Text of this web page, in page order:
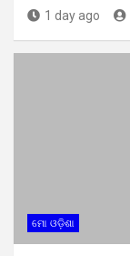
1 day ago
ମୋ ଓଡ଼ିଶା